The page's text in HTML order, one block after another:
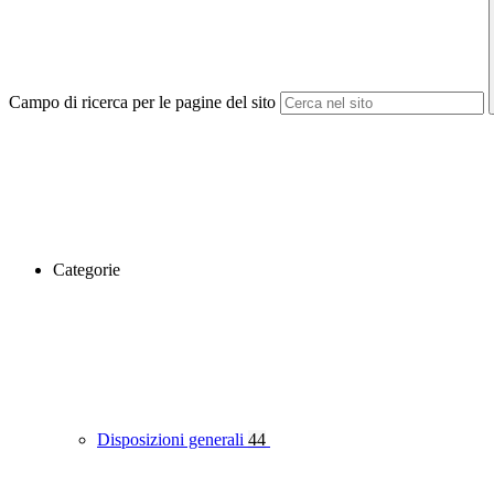
Campo di ricerca per le pagine del sito
Categorie
Disposizioni generali 44